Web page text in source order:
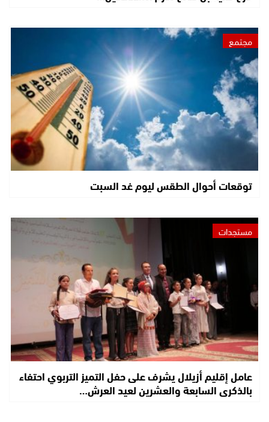
مجتمع
توقعات أحوال الطقس ليوم غد السبت
مستجدات
عامل إقليم أزيلال يشرف على حفل التميز التربوي احتفاء
بالذكرى السابعة والعشرين لعيد العرش…